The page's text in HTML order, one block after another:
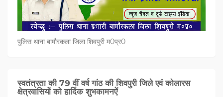
पुलिस थाना बामौरकला जिला शिवपुरी म0प्र0
स्वतंत्रता की 79 वीं वर्ष गांठ की शिवपुरी जिले एवं कोलारस
क्षेत्रवासियों को हार्दिक शुभकामनऐं